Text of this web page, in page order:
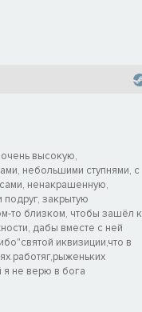
высокую,
небольшими ступнями, с
ненакрашенную,
подруг, закрытую
то близком, чтобы зашёл к
дабы вместе с ней
иквизиции,что в
работяг,рыженьких
я не верю в бога